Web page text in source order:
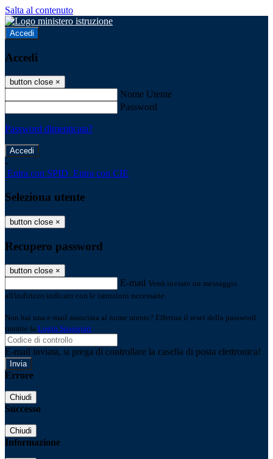
Salta al contenuto
Accedi
Accedi
button close ×
Nome Utente
Password
Password dimenticata?
-
Entra con SPID Entra con CIE
Seleziona utente
button close ×
Recupero password
button close ×
E-mail Verrà inviato un messaggio
all'indirizzo indicato con le istruzioni necessarie.
Non hai una e-mail associata al nome utente? Effettua il reset della password
tramite la Login Spaggiari
E-mail inviata, si prega di controllare la casella di posta elettronica!
Errore
Chiudi
Successo
Chiudi
Informazione